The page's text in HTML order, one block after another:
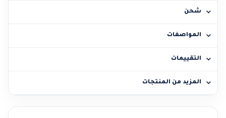
شحن
المواصفات
التقييمات
المزيد من المنتجات